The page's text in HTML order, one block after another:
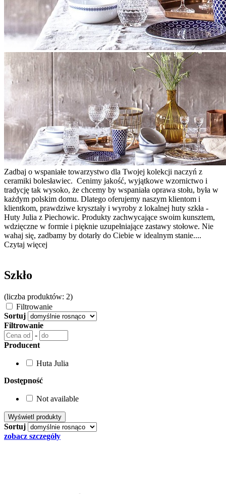
Zadbaj o wspaniałe towarzystwo dla Twojej kolekcji naczyń z
ceramiki bolesławiec. Cenimy jakość, wyjątkowe wzornictwo i
tradycję tak wysoko, że chcemy by wspaniała oprawa stołu, była w
każdym polskim domu. Dlatego oferujemy naszym klientom i
klientkom, prawdziwe kryształy i wyroby z lokalnej huty szkła -
Huty Julia z Piechowic. Produkty zachwycające swoim kunsztem,
wdzięczne w formie i pięknie uzupełniające zastawy stołowe. Nie
wahaj się, zadbamy by dotarły do Ciebie w idealnym stanie....
Czytaj więcej
Szkło
(liczba produktów: 2)
Filtrowanie
Sortuj
Filtrowanie
-
Producent
Huta Julia
Dostępność
Not available
Sortuj
zobacz szczegóły